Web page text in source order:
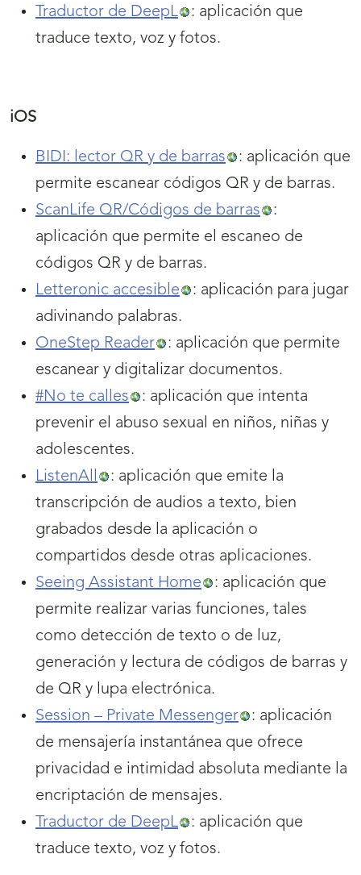
Traductor de DeepL
: aplicación que
traduce texto, voz y fotos.
iOS
BIDI: lector QR y de barras
: aplicación que
permite escanear códigos QR y de barras.
ScanLife QR/Códigos de barras
:
aplicación que permite el escaneo de
códigos QR y de barras.
Letteronic accesible
: aplicación para jugar
adivinando palabras.
OneStep Reader
: aplicación que permite
escanear y digitalizar documentos.
#No te calles
: aplicación que intenta
prevenir el abuso sexual en niños, niñas y
adolescentes.
ListenAll
: aplicación que emite la
transcripción de audios a texto, bien
grabados desde la aplicación o
compartidos desde otras aplicaciones.
Seeing Assistant Home
: aplicación que
permite realizar varias funciones, tales
como detección de texto o de luz,
generación y lectura de códigos de barras y
de QR y lupa electrónica.
Session – Private Messenger
: aplicación
de mensajería instantánea que ofrece
privacidad e intimidad absoluta mediante la
encriptación de mensajes.
Traductor de DeepL
: aplicación que
traduce texto, voz y fotos.